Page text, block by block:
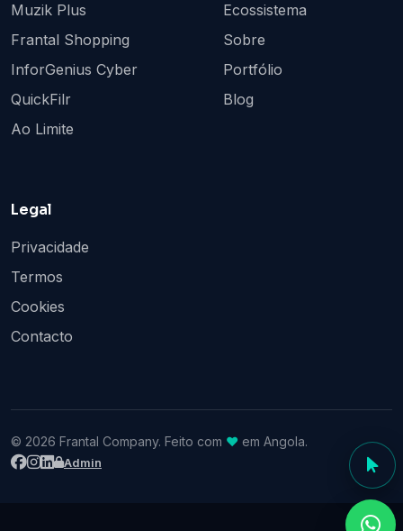
Muzik Plus
Frantal Shopping
InforGenius Cyber
QuickFilr
Ao Limite
Ecossistema
Sobre
Portfólio
Blog
Legal
Privacidade
Termos
Cookies
Contacto
© 2026 Frantal Company. Feito com ♥ em Angola.
Admin